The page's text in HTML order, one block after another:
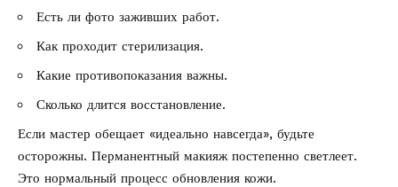
Есть ли фото заживших работ.
Как проходит стерилизация.
Какие противопоказания важны.
Сколько длится восстановление.
Если мастер обещает «идеально навсегда», будьте
осторожны. Перманентный макияж постепенно светлеет.
Это нормальный процесс обновления кожи.